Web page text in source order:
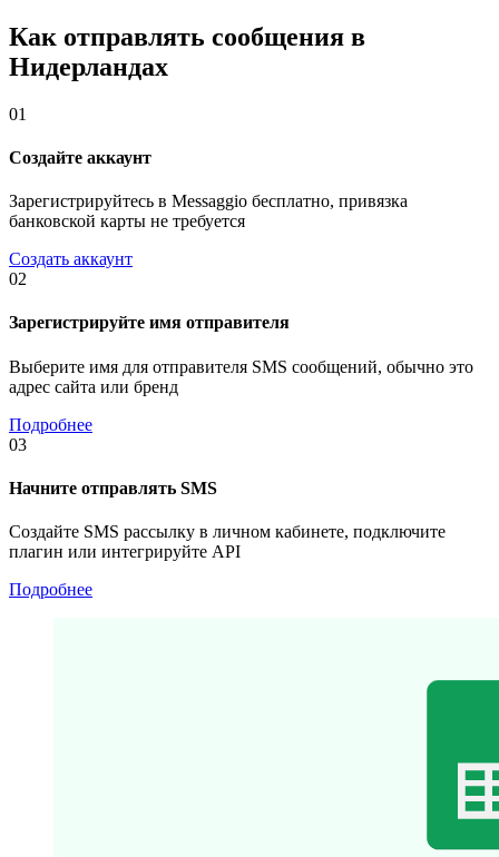
Как отправлять сообщения в
Нидерландах
01
Создайте аккаунт
Зарегистрируйтесь в Messaggio бесплатно, привязка
банковской карты не требуется
Создать аккаунт
02
Зарегистрируйте имя отправителя
Выберите имя для отправителя SMS сообщений, обычно это
адрес сайта или бренд
Подробнее
03
Начните отправлять SMS
Создайте SMS рассылку в личном кабинете, подключите
плагин или интегрируйте API
Подробнее